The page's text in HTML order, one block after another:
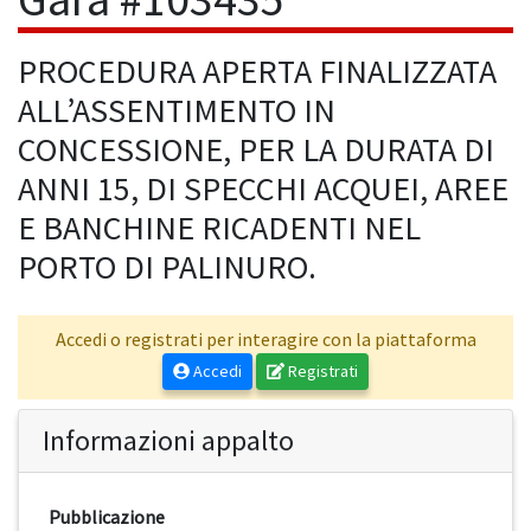
PROCEDURA APERTA FINALIZZATA
ALL’ASSENTIMENTO IN
CONCESSIONE, PER LA DURATA DI
ANNI 15, DI SPECCHI ACQUEI, AREE
E BANCHINE RICADENTI NEL
PORTO DI PALINURO.
Accedi o registrati per interagire con la piattaforma
Accedi Registrati
Informazioni appalto
Pubblicazione